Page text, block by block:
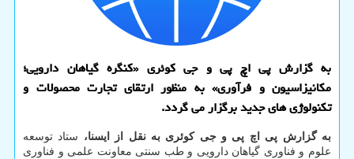
به گزارش پی اچ پی و جی کوئری «کنگره گیاهان دارویی؛
مکانیزاسیون و فرآوری» به منظور ارتقای تجارت محصولات و
تکنولوژی های جدید برگزار می گردد.
به گزارش پی اچ پی و جی کوئری به نقل از ایسنا، ستاد توسعه
علوم و فناوری گیاهان دارویی و طب سنتی معاونت علمی و فناوری